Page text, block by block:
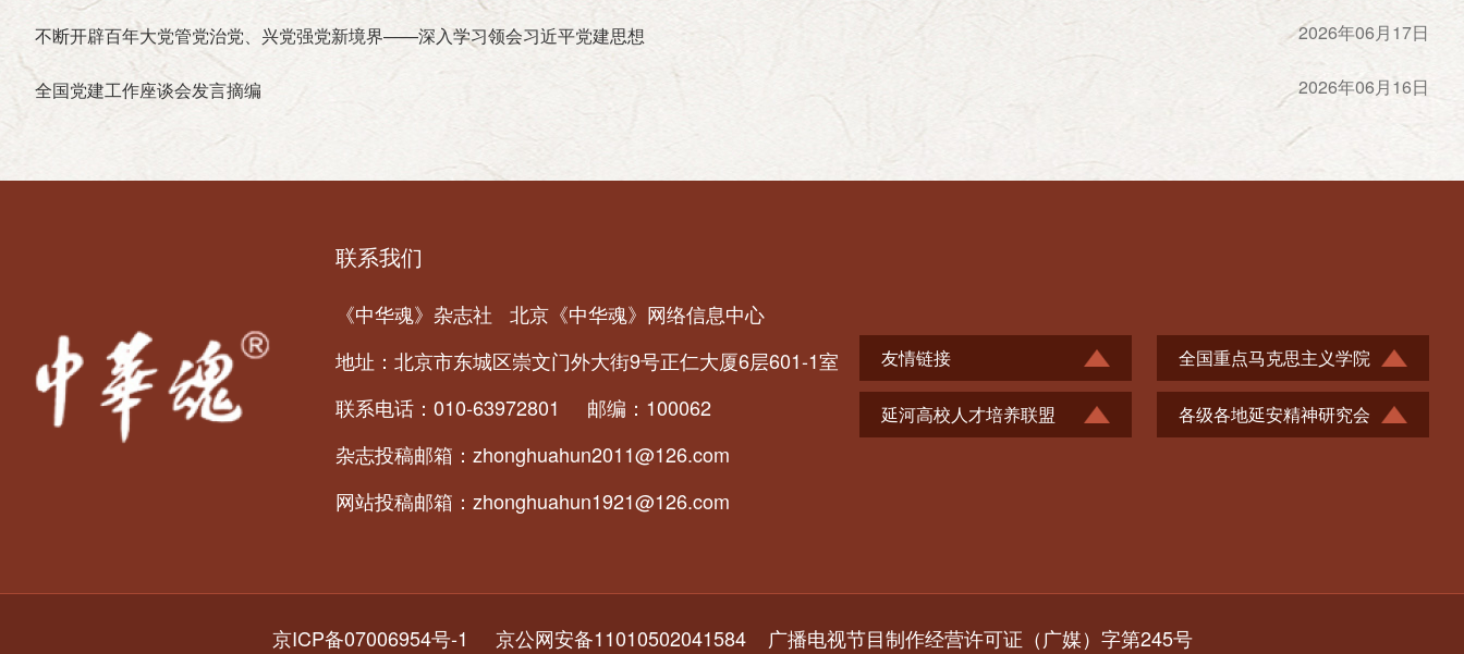
不断开辟百年大党管党治党、兴党强党新境界——深入学习领会习近平党建思想 2026年06月17日
全国党建工作座谈会发言摘编 2026年06月16日
联系我们
《中华魂》杂志社
北京《中华魂》网络信息中心
地址：北京市东城区崇文门外大街9号正仁大厦6层601-1室
联系电话：010-63972801 邮编：100062
杂志投稿邮箱：zhonghuahun2011@126.com
网站投稿邮箱：zhonghuahun1921@126.com
友情链接 全国重点马克思主义学院
延河高校人才培养联盟 各级各地延安精神研究会
京ICP备07006954号-1 京公网安备11010502041584 广播电视节目制作经营许可证（广媒）字第245号